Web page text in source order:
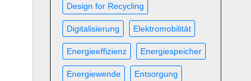
Design for Recycling
Digitalisierung Elektromobilität
Energieeffizienz Energiespeicher
Energiewende Entsorgung